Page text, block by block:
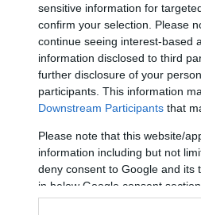
sensitive information for
confirm your selection. Please
continue seeing interest-based
information disclosed to third
further disclosure of your
participants. This information
Downstream Participants that
Please note that this website/
information including but not
deny consent to Google and its
in below Google consent section.
χαρακτικής στην
την σύγχρονη Ελληνική
έργα, από αντίστοιχο